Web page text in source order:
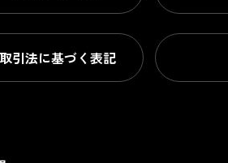
引法に基づく表記